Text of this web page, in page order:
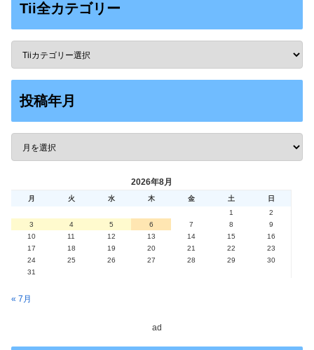
Tii全カテゴリー
投稿年月
2026年8月
月 火 水 木 金 土
日
1
2
3
4 5 6 7 8
9
10
11 12 13 14 15
16
17
18 19 20 21 22
23
24
25 26 27 28 29
30
31
« 7月
ad